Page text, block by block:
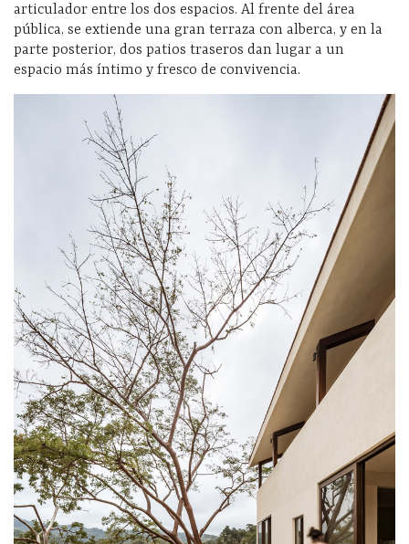
articulador entre los dos espacios. Al frente del área
pública, se extiende una gran terraza con alberca, y en la
parte posterior, dos patios traseros dan lugar a un
espacio más íntimo y fresco de convivencia.